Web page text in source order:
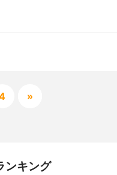
»
ンキング